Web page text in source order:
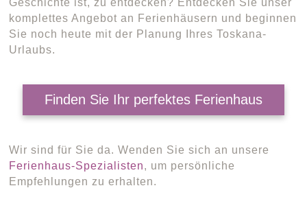
komplettes Angebot an Ferienhäusern und beginnen
Sie noch heute mit der Planung Ihres Toskana-
Urlaubs.
Finden Sie Ihr perfektes Ferienhaus
Wir sind für Sie da. Wenden Sie sich an unsere
Ferienhaus-Spezialisten, um persönliche
Empfehlungen zu erhalten.